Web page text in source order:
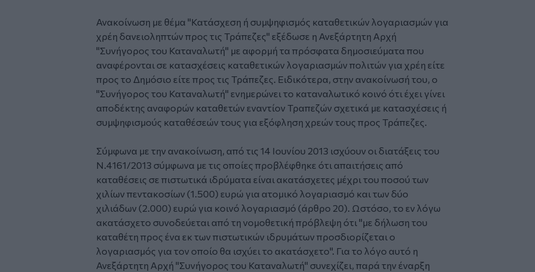
Ανακοίνωση με θέμα "Κατάσχεση ή συμψηφισμός καταθετικών λογαριασμών για
χρέη δανειοληπτών προς τις Τράπεζες" εξέδωσε η Ανεξάρτητη Αρχή
"Συνήγορος του Καταναλωτή" με αφορμή τα πρόσφατα δημοσιεύματα που
αναφέρονται σε κατασχέσεις καταθετικών λογαριασμών πολιτών για χρέη είτε
προς το Δημόσιο είτε προς τις Τράπεζες. Ειδικότερα, στην ανακοίνωσή του, ο
"Συνήγορος του Καταναλωτή" ενημερώνει το καταναλωτικό κοινό ότι έχει γίνει
αποδέκτης αναφορών καταθετών εναντίον Τραπεζών σχετικά με κατασχέσεις ή
συμψηφισμούς καταθέσεών τους για εξόφληση χρεών τους προς Τράπεζες.
Σύμφωνα με την ανακοίνωση, από τις 14 Ιουνίου 2013 ισχύουν οι διατάξεις του
Ν.4161/2013 σύμφωνα με τις οποίες προβλέφθηκε ότι απαιτήσεις από
καταθέσεις σε πιστωτικά ιδρύματα είναι ακατάσχετες μέχρι του ποσού των
χιλίων πεντακοσίων (1.500) ευρώ για ατομικό λογαριασμό και των δύο
χιλιάδων (2.000) ευρώ για κοινό λογαριασμό (άρθρο 20). Ωστόσο, το εν λόγω
ακατάσχετο συνοδεύεται από τη νομοθετική πρόβλεψη ότι ''με δήλωση του
καταθέτη προς ένα εκ των πιστωτικών ιδρυμάτων προσδιορίζεται ο
λογαριασμός για τον οποίο θα ισχύει το ακατάσχετο''. Για το λόγο αυτό η
Ανεξάρτητη Αρχή ''Συνήγορος του Καταναλωτή'' συνεχίζει, παρά την έναρξη